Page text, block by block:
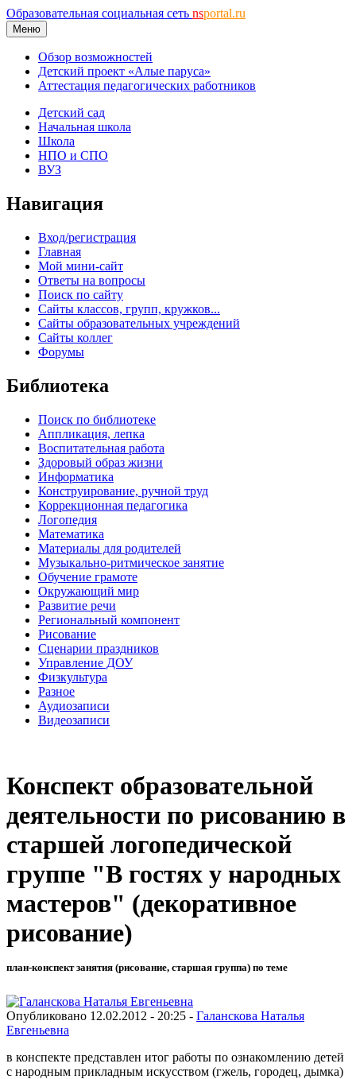
Образовательная социальная сеть nsportal.ru
Меню
Обзор возможностей
Детский проект «Алые паруса»
Аттестация педагогических работников
Детский сад
Начальная школа
Школа
НПО и СПО
ВУЗ
Навигация
Вход/регистрация
Главная
Мой мини-сайт
Ответы на вопросы
Поиск по сайту
Сайты классов, групп, кружков...
Сайты образовательных учреждений
Сайты коллег
Форумы
Библиотека
Поиск по библиотеке
Аппликация, лепка
Воспитательная работа
Здоровый образ жизни
Информатика
Конструирование, ручной труд
Коррекционная педагогика
Логопедия
Математика
Материалы для родителей
Музыкально-ритмическое занятие
Обучение грамоте
Окружающий мир
Развитие речи
Региональный компонент
Рисование
Сценарии праздников
Управление ДОУ
Физкультура
Разное
Аудиозаписи
Видеозаписи
Конспект образовательной
деятельности по рисованию в
старшей логопедической
группе "В гостях у народных
мастеров" (декоративное
рисование)
план-конспект занятия (рисование, старшая группа) по теме
Опубликовано 12.02.2012 - 20:25 - Галанскова Наталья
Евгеньевна
в конспекте представлен итог работы по ознакомлению детей
с народным прикладным искусством (гжель, городец, дымка)